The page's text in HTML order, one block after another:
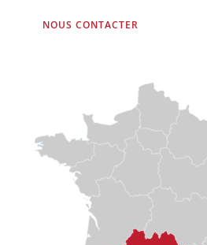
NOUS CONTACTER